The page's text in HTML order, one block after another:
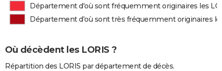
Département d'où sont fréquemment originaires les
Département d'où sont très fréquemment originaires
Où décèdent les LORIS ?
Répartition des LORIS par département de décès.